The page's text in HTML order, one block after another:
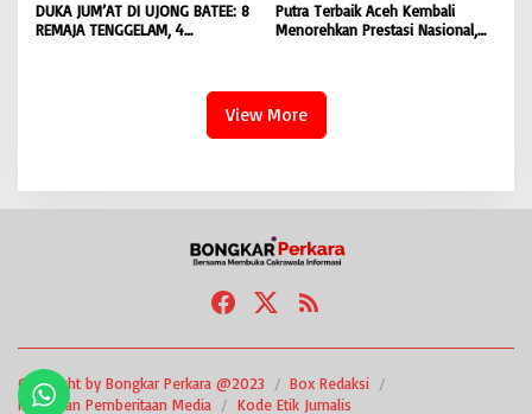
DUKA JUM’AT DI UJONG BATEE: 8
REMAJA TENGGELAM, 4
Putra Terbaik Aceh Kembali
Menorehkan Prestasi Nasional,
Kejaksaan Agung RI |
BONGKAR’Perkara.com
View More
Copyright by Bongkar Perkara @2023
Box Redaksi
Pedoman Pemberitaan Media
Kode Etik Jurnalis